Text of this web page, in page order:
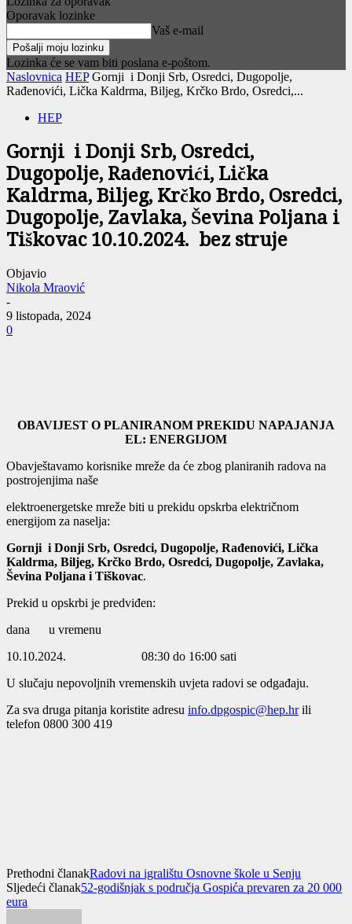
Oporavak lozinke
Vaš e-mail
Lozinka će se vam biti poslana e-poštom.
Naslovnica HEP Gornji i Donji Srb, Osredci, Dugopolje,
Rađenovići, Lička Kaldrma, Biljeg, Krčko Brdo, Osredci,...
HEP
Gornji i Donji Srb, Osredci,
Dugopolje, Rađenovići, Lička
Kaldrma, Biljeg, Krčko Brdo, Osredci,
Dugopolje, Zavlaka, Ševina Poljana i
Tiškovac 10.10.2024. bez struje
Objavio
Nikola Mraović
-
9 listopada, 2024
0
OBAVIJEST O PLANIRANOM PREKIDU NAPAJANJA
EL: ENERGIJOM
Obavještavamo korisnike mreže da će zbog planiranih radova na
postrojenjima naše
elektroenergetske mreže biti u prekidu opskrba električnom
energijom za naselja:
Gornji i Donji Srb, Osredci, Dugopolje, Rađenovići, Lička
Kaldrma, Biljeg, Krčko Brdo, Osredci, Dugopolje, Zavlaka,
Ševina Poljana i Tiškovac.
Prekid u opskrbi je predviđen:
dana u vremenu
10.10.2024. 08:30 do 16:00 sati
U slučaju nepovoljnih vremenskih uvjeta radovi se odgađaju.
Za sva druga pitanja koristite adresu info.dpgospic@hep.hrili
telefon 0800 300 419
Prethodni članakRadovi na igralištu Osnovne škole u Senju
Sljedeći članak52-godišnjak s područja Gospića prevaren za 20 000
eura